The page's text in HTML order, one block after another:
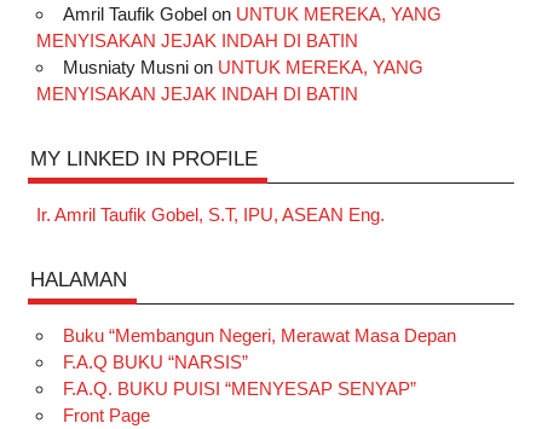
Amril Taufik Gobelon UNTUK MEREKA, YANG
MENYISAKAN JEJAK INDAH DI BATIN
Musniaty Musnion UNTUK MEREKA, YANG
MENYISAKAN JEJAK INDAH DI BATIN
MY LINKED IN PROFILE
Ir. Amril Taufik Gobel, S.T, IPU, ASEAN Eng.
HALAMAN
Buku “Membangun Negeri, Merawat Masa Depan
F.A.Q BUKU “NARSIS”
F.A.Q. BUKU PUISI “MENYESAP SENYAP”
Front Page